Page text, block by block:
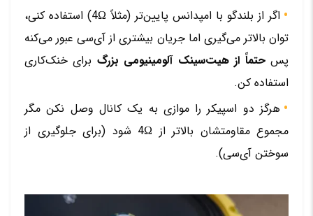
اگر از بلندگو با امپدانس پایین‌تر (مثلاً 4Ω) استفاده کنی،
توان بالاتر می‌گیری اما جریان بیشتری از آی‌سی عبور می‌کنه
پسحتماً از هیت‌سینک آلومینیومی بزرگ برای خنک‌کاری
استفاده کن.
هرگز دو اسپیکر را موازی به یک کانال وصل نکن مگر
مجموع مقاومتشان بالاتر از 4Ω شود (برای جلوگیری از
سوختن آی‌سی).